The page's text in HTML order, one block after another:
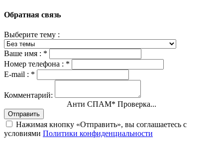
Обратная связь
Выберите тему :
Ваше имя : *
Номер телефона : *
E-mail : *
Комментарий:
Анти СПАМ* Проверка...
Отправить
Нажимая кнопку «Отправить», вы соглашаетесь с
условиями Политики конфиденциальности